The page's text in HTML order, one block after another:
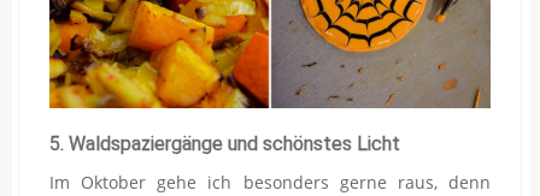
5. Waldspaziergänge und schönstes Licht
Im Oktober gehe ich besonders gerne raus, denn